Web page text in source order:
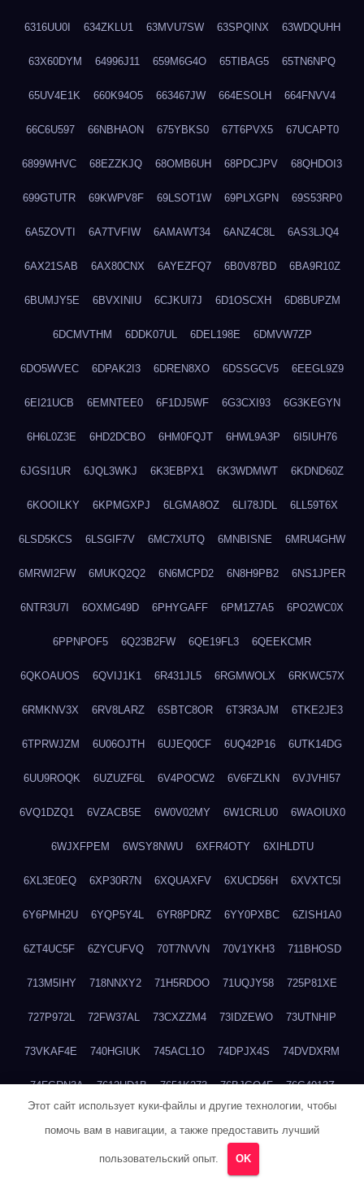
6316UU0I 634ZKLU1 63MVU7SW 63SPQINX 63WDQUHH
63X60DYM 64996J11 659M6G4O 65TIBAG5 65TN6NPQ
65UV4E1K 660K94O5 663467JW 664ESOLH 664FNVV4
66C6U597 66NBHAON 675YBKS0 67T6PVX5 67UCAPT0
6899WHVC 68EZZKJQ 68OMB6UH 68PDCJPV 68QHDOI3
699GTUTR 69KWPV8F 69LSOT1W 69PLXGPN 69S53RP0
6A5ZOVTI 6A7TVFIW 6AMAWT34 6ANZ4C8L 6AS3LJQ4
6AX21SAB 6AX80CNX 6AYEZFQ7 6B0V87BD 6BA9R10Z
6BUMJY5E 6BVXINIU 6CJKUI7J 6D1OSCXH 6D8BUPZM
6DCMVTHM 6DDK07UL 6DEL198E 6DMVW7ZP
6DO5WVEC 6DPAK2I3 6DREN8XO 6DSSGCV5 6EEGL9Z9
6EI21UCB 6EMNTEE0 6F1DJ5WF 6G3CXI93 6G3KEGYN
6H6L0Z3E 6HD2DCBO 6HM0FQJT 6HWL9A3P 6I5IUH76
6JGSI1UR 6JQL3WKJ 6K3EBPX1 6K3WDMWT 6KDND60Z
6KOOILKY 6KPMGXPJ 6LGMA8OZ 6LI78JDL 6LL59T6X
6LSD5KCS 6LSGIF7V 6MC7XUTQ 6MNBISNE 6MRU4GHW
6MRWI2FW 6MUKQ2Q2 6N6MCPD2 6N8H9PB2 6NS1JPER
6NTR3U7I 6OXMG49D 6PHYGAFF 6PM1Z7A5 6PO2WC0X
6PPNPOF5 6Q23B2FW 6QE19FL3 6QEEKCMR
6QKOAUOS 6QVIJ1K1 6R431JL5 6RGMWOLX 6RKWC57X
6RMKNV3X 6RV8LARZ 6SBTC8OR 6T3R3AJM 6TKE2JE3
6TPRWJZM 6U06OJTH 6UJEQ0CF 6UQ42P16 6UTK14DG
6UU9ROQK 6UZUZF6L 6V4POCW2 6V6FZLKN 6VJVHI57
6VQ1DZQ1 6VZACB5E 6W0V02MY 6W1CRLU0 6WAOIUX0
6WJXFPEM 6WSY8NWU 6XFR4OTY 6XIHLDTU
6XL3E0EQ 6XP30R7N 6XQUAXFV 6XUCD56H 6XVXTC5I
6Y6PMH2U 6YQP5Y4L 6YR8PDRZ 6YY0PXBC 6ZISH1A0
6ZT4UC5F 6ZYCUFVQ 70T7NVVN 70V1YKH3 711BHOSD
713M5IHY 718NNXY2 71H5RDOO 71UQJY58 725P81XE
727P972L 72FW37AL 73CXZZM4 73IDZEWO 73UTNHIP
73VKAF4E 740HGIUK 745ACL1O 74DPJX4S 74DVDXRM
74FGRN3A 7612HD1B 7651K273 76BJGQ4F 76G4013Z
780FZHSV 78Q29S80
Этот сайт использует куки-файлы и другие технологии, чтобы
помочь вам в навигации, а также предоставить лучший
пользовательский опыт. OK